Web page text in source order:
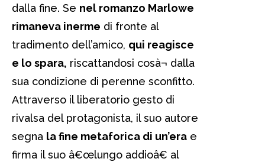
dalla fine. Se nel romanzo Marlowe
rimaneva inerme di fronte al
tradimento dell’amico, qui reagisce
e lo spara, riscattandosi cosà¬ dalla
sua condizione di perenne sconfitto.
Attraverso il liberatorio gesto di
rivalsa del protagonista, il suo autore
segna la fine metaforica di un’era e
firma il suo â€œlungo addioâ€ al